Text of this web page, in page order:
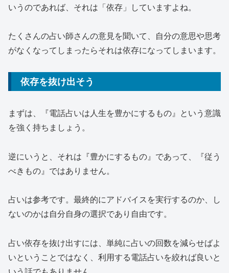
いうのであれば、それは「依存」していますよね。
たくさんの占い師さんの意見を聞いて、自分の意思や思考
がなくなってしまったらそれは依存になってしまいます。
依存を抜け出そう
まずは、
『電話占いは人生を豊かにするもの』という意識
を強く持ちましょう。
逆にいうと、それは『豊かにするもの』であって、『従う
べきもの』ではありません。
占いは参考です。最終的にアドバイスを実行するのか、し
ないのかは自分自身の選択であり自由です。
占い依存を抜け出すには、単純に占いの回数を減らせばよ
いということではなく、利用する電話占いを絞れば良いと